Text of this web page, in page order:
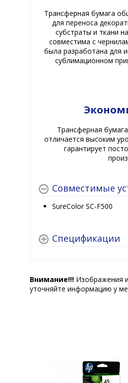
Трансферная бумага
для переноса
субстраты и ткани
совместима с
была разработана для
сублимационном
Трансферная
отличается высоким
гарантирует
Совместимые
SureColor SC-F500
Спецификации
Внимание!!! Изображения
уточняйте информацию у